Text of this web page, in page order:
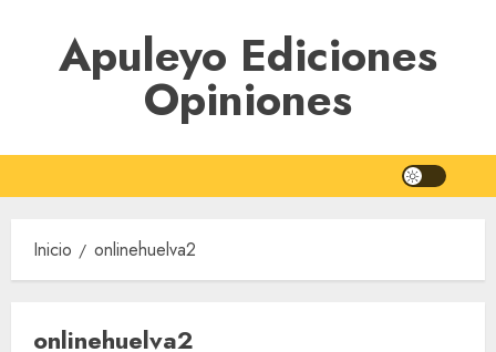
contenidoApuleyo Ediciones
Opiniones
Inicio onlinehuelva2
onlinehuelva2